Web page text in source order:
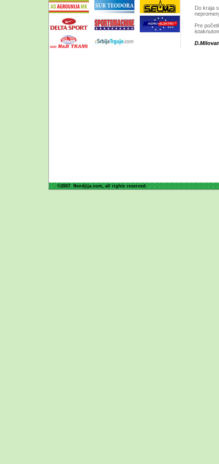
Do kraja
Pre
©2007. fkindjija.com, all rights reserved.